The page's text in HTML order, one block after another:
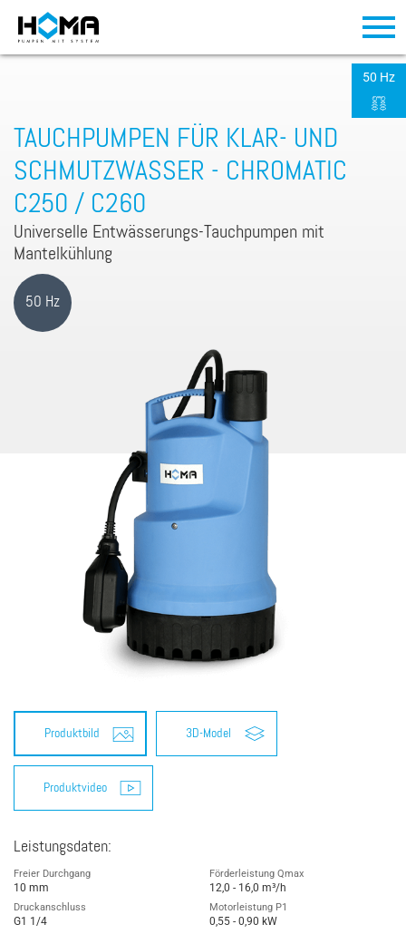
TAUCHPUMPEN FÜR KLAR- UND
SCHMUTZWASSER - CHROMATIC
C250 / C260
Universelle Entwässerungs-Tauchpumpen mit
Mantelkühlung
50 Hz
Produktbild 3D-Model
Produktvideo
Leistungsdaten:
Freier Durchgang
10 mm
Druckanschluss
G1 1/4
Förderleistung Qmax
12,0 - 16,0 m³/h
Motorleistung P1
0,55 - 0,90 kW
50 Hz